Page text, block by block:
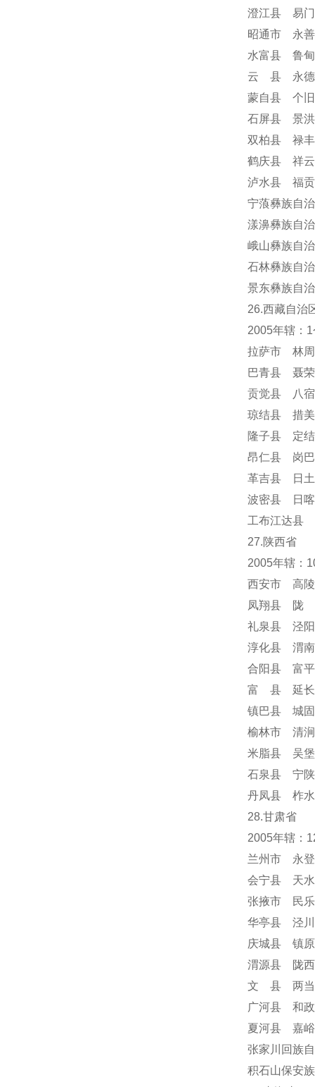
澄江县 易
昭通市 永
水富县 鲁
云 县 永德
蒙自县 个
石屏县 景
双柏县 禄
鹤庆县 祥
泸水县 福
宁蒗彝族自
漾濞彝族自
峨山彝族自
石林彝族自
景东彝族自
26.西藏自治
2005年辖：
拉萨市 林
巴青县 聂
贡觉县 八
琼结县 措
隆子县 定
昂仁县 岗
革吉县 日
波密县 日
工布江达县
27.陕西省
2005年辖：
西安市 高
凤翔县 陇
礼泉县 泾
淳化县 渭
合阳县 富
富 县 延长
镇巴县 城
榆林市 清
米脂县 吴
石泉县 宁
丹凤县 柞
28.甘肃省
2005年辖：
兰州市 永
会宁县 天
张掖市 民
华亭县 泾
庆城县 镇
渭源县 陇
文 县 两
广河县 和
夏河县 嘉
张家川回族
积石山保安